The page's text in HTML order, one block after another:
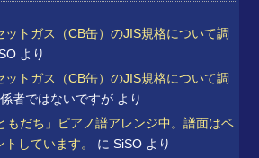
ットガス（CB缶）のJIS規格について調
より
ットガス（CB缶）のJIS規格について調
者ではないですが より
もだち」ピアノ譜アレンジ中。譜面はベ
しています。
にSiSO より